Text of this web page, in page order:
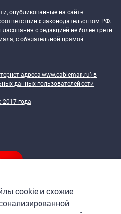
опубликованные на сайте
с законодательством РФ.
с редакцией не более трети
с обязательной прямой
адреса www.cableman.ru) в
данных пользователей сети
2017 года
cookie и схожие